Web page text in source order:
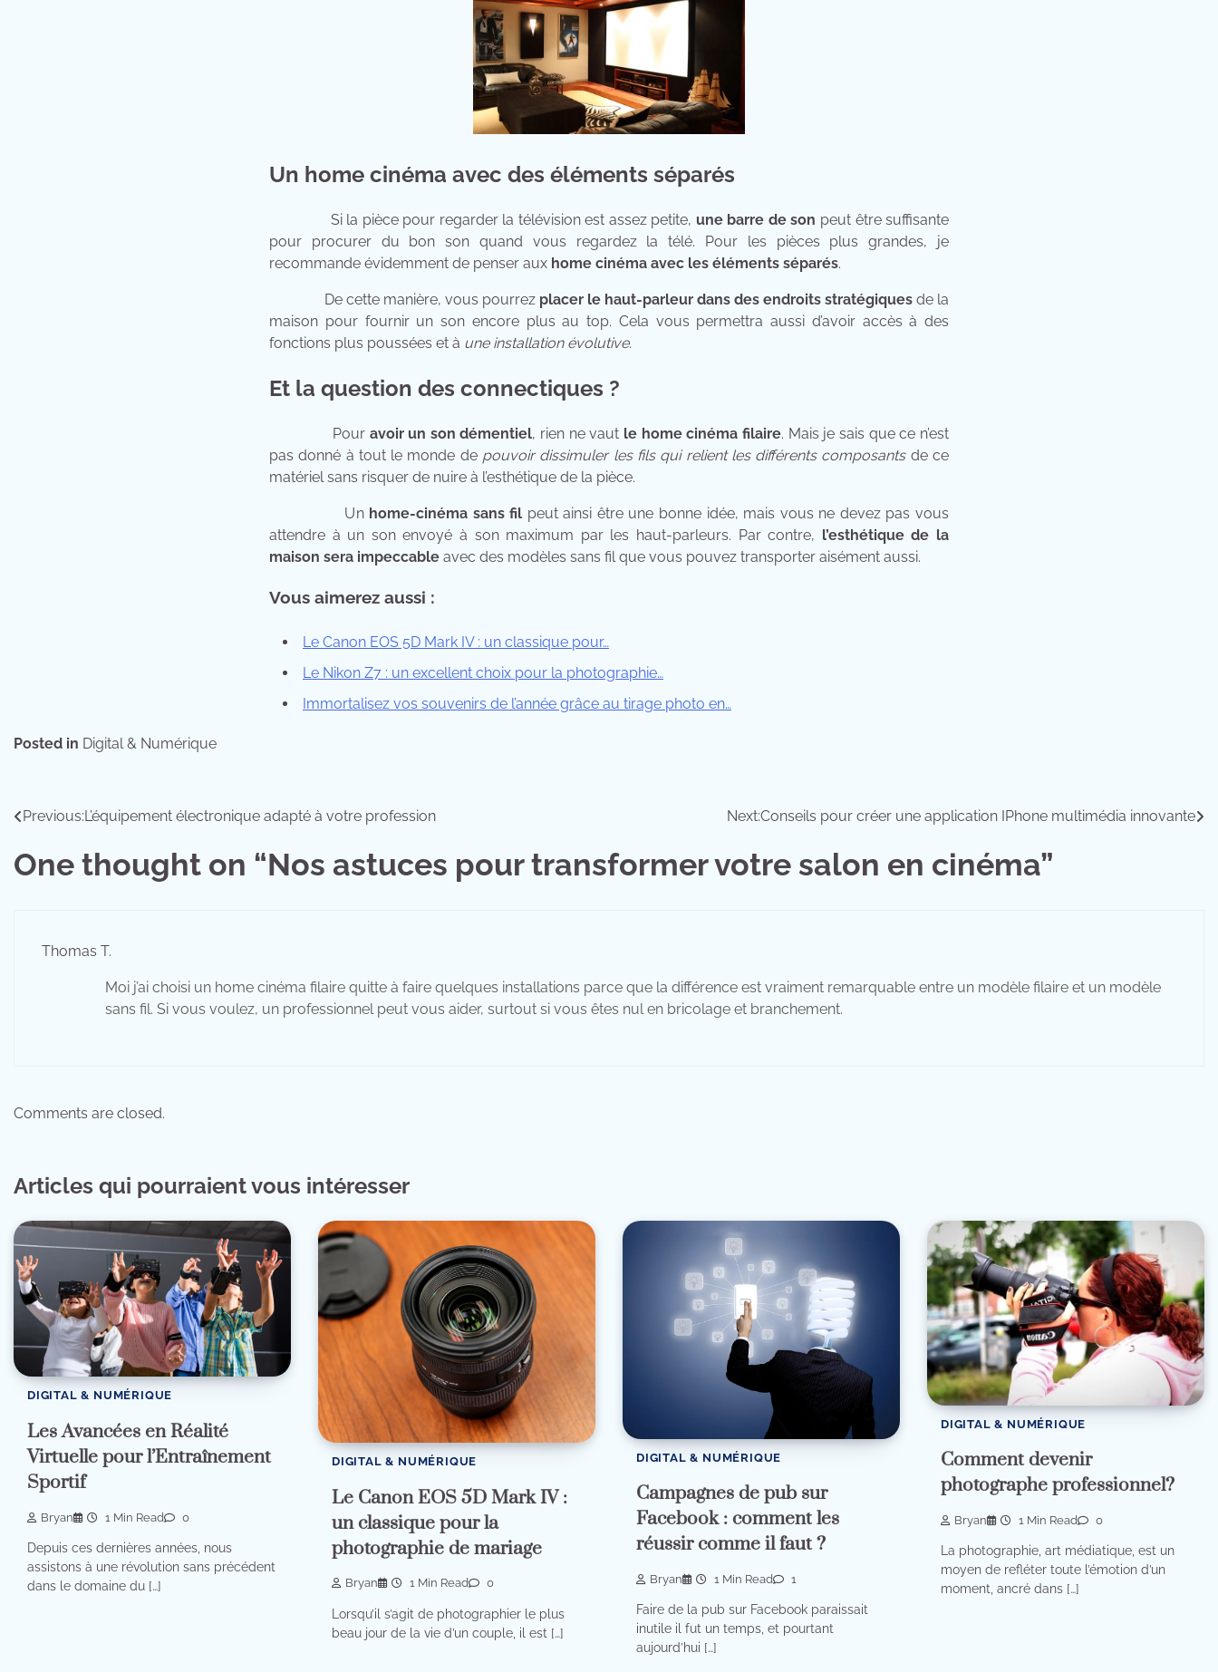
Un home cinéma avec des éléments séparés
Si la pièce pour regarder la télévision est assez petite, une barre de son peut être suffisante
pour procurer du bon son quand vous regardez la télé. Pour les pièces plus grandes, je
recommande évidemment de penser aux home cinéma avec les éléments séparés.
De cette manière, vous pourrez placer le haut-parleur dans des endroits stratégiquesde la
maison pour fournir un son encore plus au top. Cela vous permettra aussi d’avoir accès à des
fonctions plus poussées et à une installation évolutive.
Et la question des connectiques ?
Pour avoir un son démentiel, rien ne vaut le home cinéma filaire. Mais je sais que ce n’est
pas donné à tout le monde de pouvoir dissimuler les fils qui relient les différents composantsde ce
matériel sans risquer de nuire à l’esthétique de la pièce.
Un home-cinéma sans fil peut ainsi être une bonne idée, mais vous ne devez pas vous
attendre à un son envoyé à son maximum par les haut-parleurs. Par contre, l’esthétique de la
maison sera impeccable avec des modèles sans fil que vous pouvez transporter aisément aussi.
Vous aimerez aussi :
Le Canon EOS 5D Mark IV : un classique pour…
Le Nikon Z7 : un excellent choix pour la photographie…
Immortalisez vos souvenirs de l’année grâce au tirage photo en…
Posted in Digital & Numérique
Navigation
de
Previous:L’équipement électronique adapté à votre profession Next:Conseils pour créer une application IPhone multimédia innovante
One thought on “Nos astuces pour transformer votre salon en cinéma”
Thomas T.
Moi j’ai choisi un home cinéma filaire quitte à faire quelques installations parce que la différence est vraiment remarquable entre un modèle filaire et un modèle
sans fil. Si vous voulez, un professionnel peut vous aider, surtout si vous êtes nul en bricolage et branchement.
Comments are closed.
Articles qui pourraient vous intéresser
DIGITAL & NUMÉRIQUE
Les Avancées en Réalité
Virtuelle pour l’Entraînement
Sportif
Bryan 1 Min Read 0
Depuis ces dernières années, nous
assistons à une révolution sans précédent
dans le domaine du […]
DIGITAL & NUMÉRIQUE
Le Canon EOS 5D Mark IV :
un classique pour la
photographie de mariage
Bryan 1 Min Read 0
Lorsqu’il s’agit de photographier le plus
beau jour de la vie d’un couple, il est […]
DIGITAL & NUMÉRIQUE
Campagnes de pub sur
Facebook : comment les
réussir comme il faut ?
Bryan 1 Min Read 1
Faire de la pub sur Facebook paraissait
inutile il fut un temps, et pourtant
aujourd’hui […]
DIGITAL & NUMÉRIQUE
Comment devenir
photographe professionnel?
Bryan 1 Min Read 0
La photographie, art médiatique, est un
moyen de refléter toute l’émotion d’un
moment, ancré dans […]